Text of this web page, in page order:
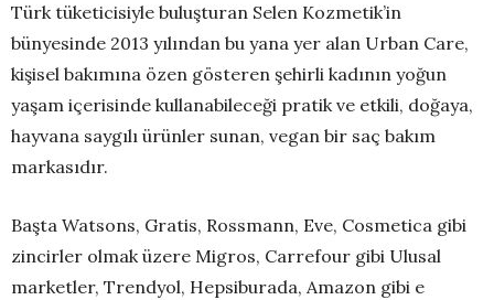
Türk tüketicisiyle buluşturan Selen Kozmetik’in
bünyesinde 2013 yılından bu yana yer alan Urban Care,
kişisel bakımına özen gösteren şehirli kadının yoğun
yaşam içerisinde kullanabileceği pratik ve etkili, doğaya,
hayvana saygılı ürünler sunan, vegan bir saç bakım
markasıdır.
Başta Watsons, Gratis, Rossmann, Eve, Cosmetica gibi
zincirler olmak üzere Migros, Carrefour gibi Ulusal
marketler, Trendyol, Hepsiburada, Amazon gibi e